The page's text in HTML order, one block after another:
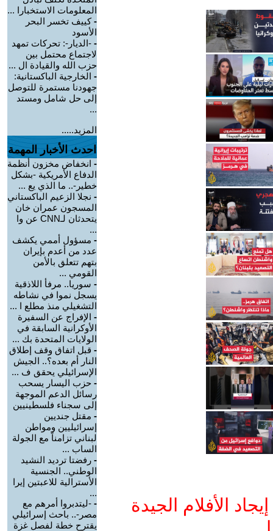
الأفلام الجيدة
المعلومات الاستخبارا ...
-كييف تخسر البحر
الأسود
- -الديار-: تحركات تمهد
لاجتماع محتمل بين
حزب الله والقيادة ال ...
- الخارجية الباكستانية:
جهودنا مستمرة للتوصل
إلى حل شامل ومستد
...
المزيد.....
احدث الأخبار المهمة
- انخفاض مخزون أنظمة
الدفاع الأمريكية -بشكل
خطير-.. ما الذي يع ...
- نجلا الزعيم الباكستاني
المسجون عمران خان
يتحدثان لـCNN عن وا
...
- مسؤول أممي يكشف
عدد من أعدم بإيران
بتهم تتعلق بالأمن
القومي ...
- سوريا.. مرفأ اللاذقية
يسجل نموا في نشاطه
التشغيلي منذ مطلع ا ...
- الإفراج عن السفيرة
الأوكرانية السابقة في
الولايات المتحدة بك ...
- قبل اتفاق وقف إطلاق
النار أم بعده؟.. الجيش
الإسرائيلي يحقق ف ...
- حزب اليسار يسحب
رسائل الدعم الموجهة
إلى سجناء فلسطينيين
- مقتل جنديين
إسرائيليين ومواطن
لبناني تزامناً مع الجولة
الساب ...
- رفضتا ترديد النشيد
الوطني.. الجنسية
الأسترالية للاعبتين إيرا
...
- -ليتدبروا أمرهم مع
مصر-.. باحث إسرائيلي
يقترح خطة لفصل غزة